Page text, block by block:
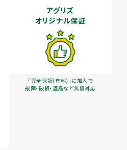
アグリズ
オリジナル保証
「完全保証(有料)」に加入で
故障・破損・返品など無償対応